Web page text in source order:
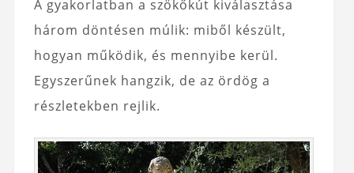
A gyakorlatban a szökőkút kiválasztása
három döntésen múlik: miből készült,
hogyan működik, és mennyibe kerül.
Egyszerűnek hangzik, de az ördög a
részletekben rejlik.